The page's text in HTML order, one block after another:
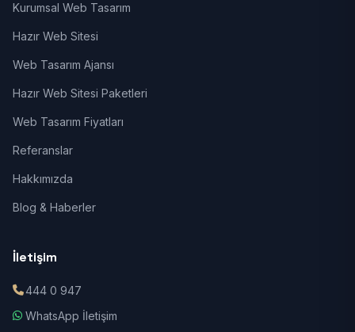
Kurumsal Web Tasarım
Hazır Web Sitesi
Web Tasarım Ajansı
Hazır Web Sitesi Paketleri
Web Tasarım Fiyatları
Referanslar
Hakkımızda
Blog & Haberler
İletişim
444 0 947
WhatsApp İletişim